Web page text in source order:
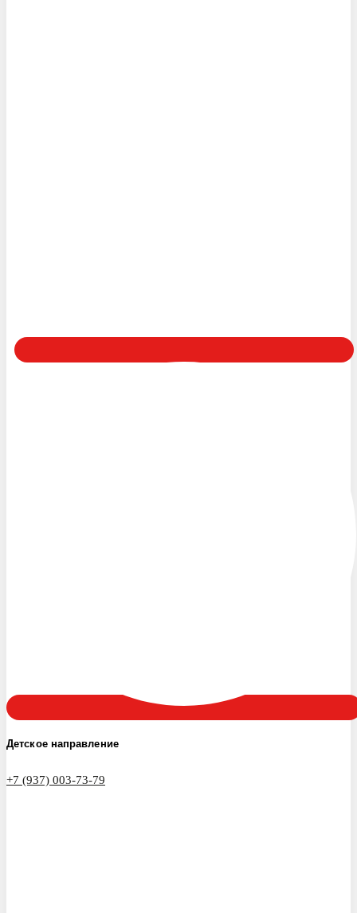
Детское направление
+7 (937) 003-73-79